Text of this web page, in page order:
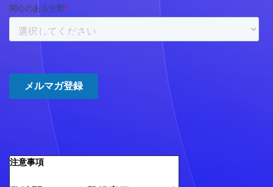
注意事項